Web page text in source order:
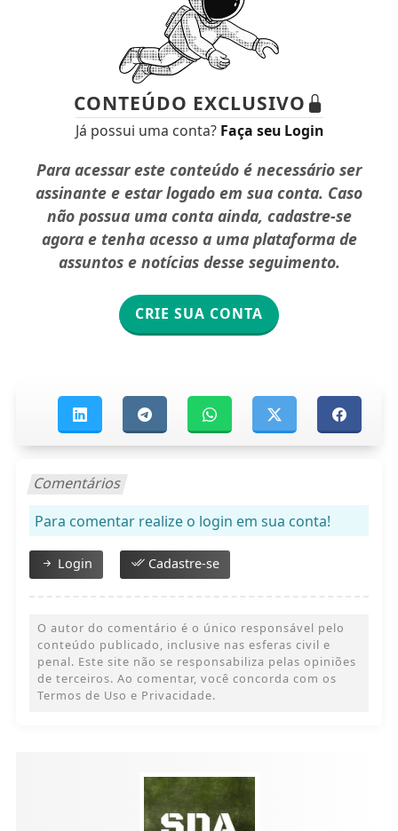
CONTEÚDO EXCLUSIVO
Já possui uma conta? Faça seu Login
Para acessar este conteúdo é necessário ser
assinante e estar logado em sua conta. Caso
não possua uma conta ainda, cadastre-se
agora e tenha acesso a uma plataforma de
assuntos e notícias desse seguimento.
CRIE SUA CONTA
Comentários
Para comentar realize o login em sua conta!
Login Cadastre-se
O autor do comentário é o único responsável pelo
conteúdo publicado, inclusive nas esferas civil e
penal. Este site não se responsabiliza pelas opiniões
de terceiros. Ao comentar, você concorda com os
Termos de Uso e Privacidade.